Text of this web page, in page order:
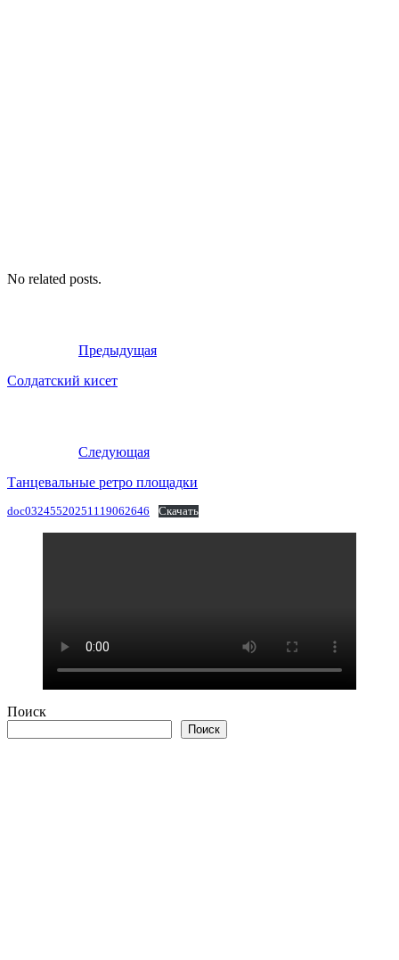
No related posts.
Предыдущая
Солдатский кисет
Следующая
Танцевальные ретро площадки
doc03245520251119062646 Скачать
Поиск
Поиск